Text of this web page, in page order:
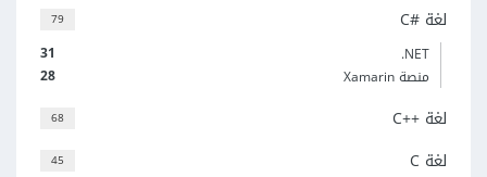
79 لغة C#‎
31
‎.NET
28
منصة Xamarin
68 لغة C++‎
45 لغة C